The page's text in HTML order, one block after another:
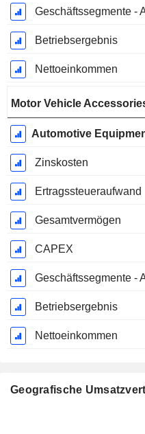
Betriebsergebnis
Nettoeinkommen
Motor Vehicle
Automotive
Zinskosten
Ertragssteueraufwand
Gesamtvermögen
CAPEX
Betriebsergebnis
Nettoeinkommen
Geografische